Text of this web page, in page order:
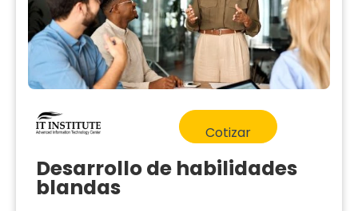
Cotizar
Desarrollo de habilidades
blandas